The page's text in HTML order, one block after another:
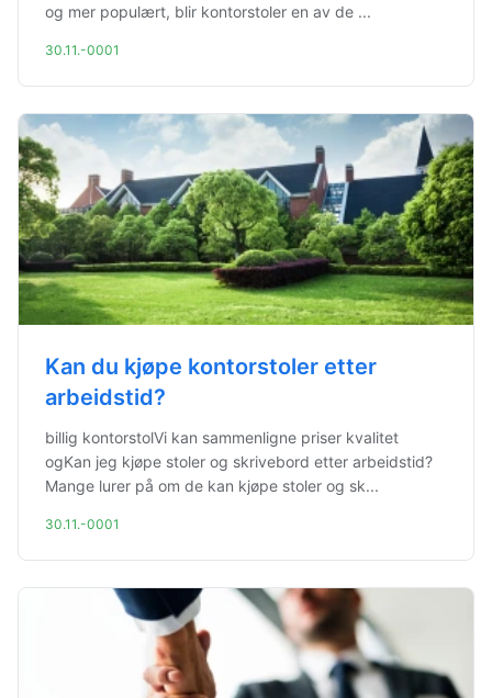
og mer populært, blir kontorstoler en av de ...
30.11.-0001
Kan du kjøpe kontorstoler etter
arbeidstid?
billig kontorstolVi kan sammenligne priser kvalitet
ogKan jeg kjøpe stoler og skrivebord etter arbeidstid?
Mange lurer på om de kan kjøpe stoler og sk...
30.11.-0001